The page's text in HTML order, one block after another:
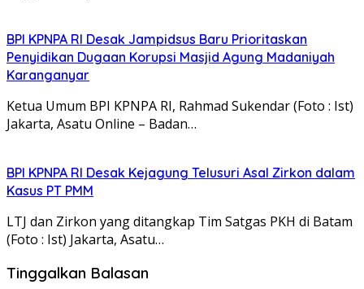
BPI KPNPA RI Desak Jampidsus Baru Prioritaskan
Penyidikan Dugaan Korupsi Masjid Agung Madaniyah
Karanganyar
Ketua Umum BPI KPNPA RI, Rahmad Sukendar (Foto : Ist)
Jakarta, Asatu Online – Badan…
BPI KPNPA RI Desak Kejagung Telusuri Asal Zirkon dalam
Kasus PT PMM
LTJ dan Zirkon yang ditangkap Tim Satgas PKH di Batam
(Foto : Ist) Jakarta, Asatu…
Tinggalkan Balasan